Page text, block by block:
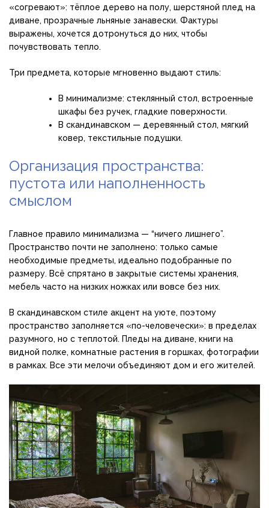
«согревают»: тёплое дерево на полу, шерстяной плед на
диване, прозрачные льняные занавески. Фактуры
выражены, хочется дотронуться до них, чтобы
почувствовать тепло.
Три предмета, которые мгновенно выдают стиль:
В минимализме: стеклянный стол, встроенные
шкафы без ручек, гладкие поверхности.
В скандинавском — деревянный стол, мягкий
ковер, текстильные подушки.
Организация пространства:
пустота или наполненность
смыслом
Главное правило минимализма — “ничего лишнего”.
Пространство почти не заполнено: только самые
необходимые предметы, идеально подобранные по
размеру. Всё спрятано в закрытые системы хранения,
мебель часто на низких ножках или вовсе без них.
В скандинавском стиле акцент на уюте, поэтому
пространство заполняется «по-человечески»: в пределах
разумного, но с теплотой. Пледы на диване, книги на
видной полке, комнатные растения в горшках, фотографии
в рамках. Все эти мелочи объединяют дом и его жителей.